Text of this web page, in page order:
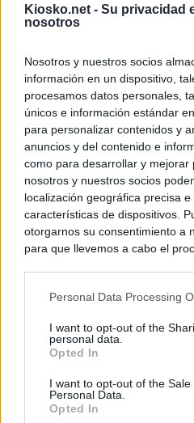
Kiosko.net - Su privacidad
nosotros
Nosotros y nuestros socios
información en un dispositivo,
procesamos datos personales,
únicos e información estándar
para personalizar contenidos y
anuncios y del contenido e
como para desarrollar y mejorar
nosotros y nuestros socios
localización geográfica precisa
características de dispositivos.
otorgarnos su consentimiento a
para que llevemos a cabo el
negar su consentimiento. Tenga
de su consentimiento, pero
rechazar tal procesamiento.
cualquier momento entrando de
visitando nuestra política de
Personal Data Processing
I want to opt-out of the
personal data.
Opted In
I want to opt-out of the Sale
Personal Data.
Opted In